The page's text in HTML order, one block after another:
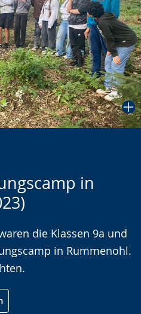
in
die Klassen 9a und
in Rummenohl.